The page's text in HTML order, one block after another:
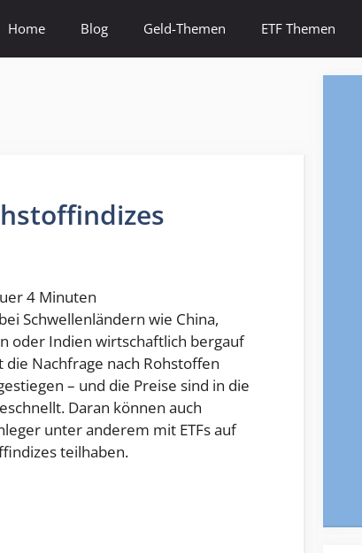
Home Blog Geld-Themen ETF Themen
4 Minuten
Schwellenländern wie China,
oder Indien wirtschaftlich bergauf
die Nachfrage nach Rohstoffen
– und die Preise sind in die
Daran können auch
unter anderem mit ETFs auf
teilhaben.